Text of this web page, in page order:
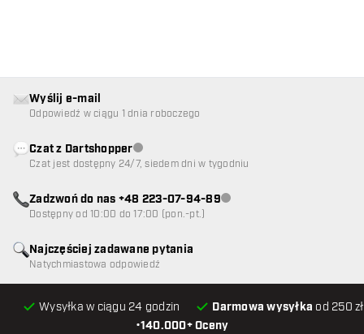
•140.000+ Oceny
Wysyłka w ciągu 24 godzin Darmowa wysyłka od 250
Najczęściej zadawane pytania
Natychmiastowa odpowiedź
Wyślij e-mail
Odpowiedź w ciągu 1 dnia roboczego
Czat z DartshopperObsługa klienta niedostępna
Czat jest dostępny 24/7, siedem dni w tygodniu
Zadzwoń do nas +48 223-07-94-89Obsługa klienta niedostępna
Dostępny od 10:00 do 17:00 (pon.-pt.)